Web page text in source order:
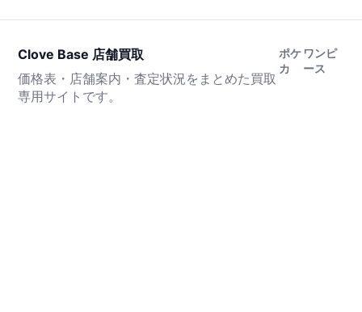
Clove Base 店舗買取
価格表・店舗案内・査定状況をまとめた買取
専用サイトです。
ポケ
カ
ワンピ
ース